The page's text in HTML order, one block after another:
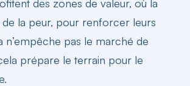
des zones de valeur, où la
la peur, pour renforcer leurs
n’empêche pas le marché de
prépare le terrain pour le